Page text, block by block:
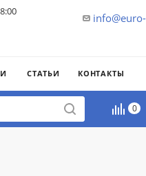
СТАТЬИ КОНТАКТЫ
0